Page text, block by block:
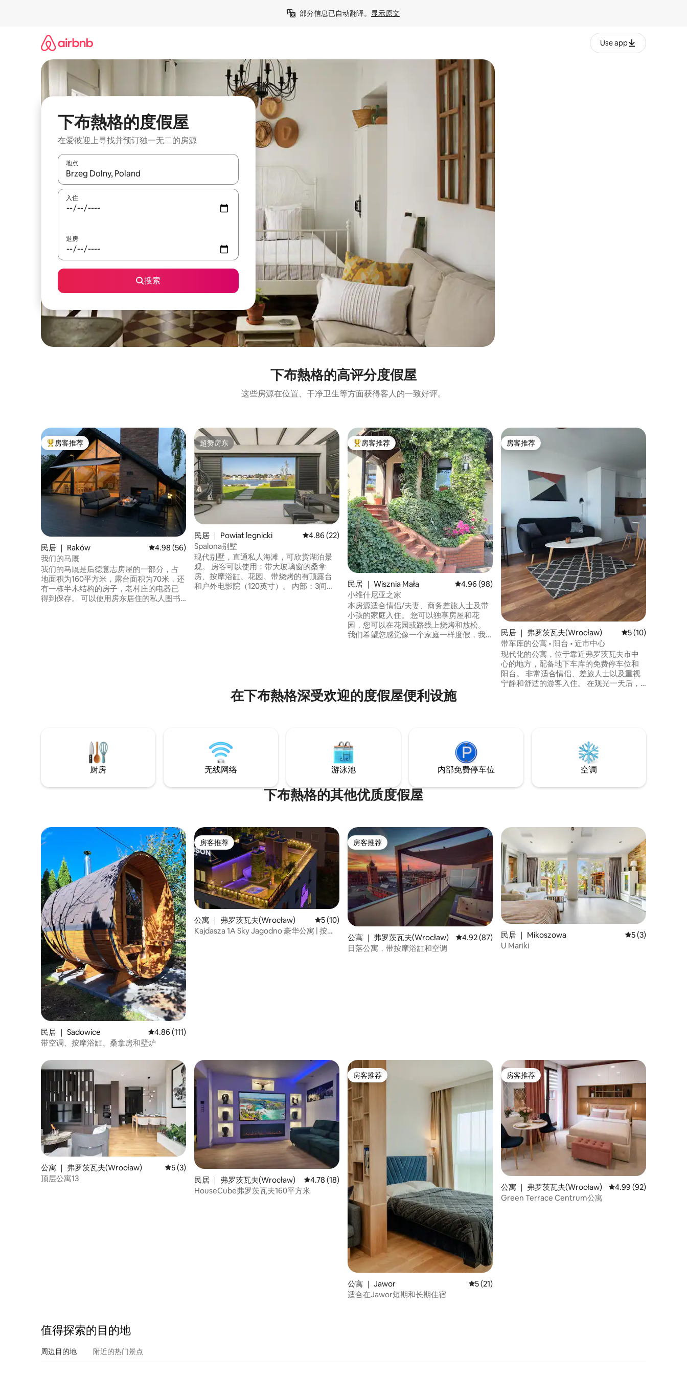
部分信息已自动翻译。 显示原文
Use app
下布熱格的度假屋
在爱彼迎上寻找并预订独一无二的房源
地点
如有搜索结果，请使用上下方向键查看，或通过点击或滑动手势浏览。
入住
退房
搜索
下布熱格的高评分度假屋
这些房源在位置、干净卫生等方面获得客人的一致好评。
热门「房客推荐」
房客推荐
民居 ｜ Raków 平均评分 4.98 分（满分 5 分），共 56 条评价
4.98 (56)
我们的马厩
我们的马厩是后德意志房屋的一部分，占
地面积为160平方米，露台面积为70米，还
有一栋半木结构的房子，老村庄的电器已
得到保存。 可以使用房东居住的私人图书
超赞房东
超赞房东
民居 ｜ Powiat legnicki 平均评分 4.86 分（满分 5 分），共 22 条评价
4.86 (22)
Spalona别墅
现代别墅，直通私人海滩，可欣赏湖泊景
观。 房客可以使用：带大玻璃窗的桑拿
房、按摩浴缸、花园、带烧烤的有顶露台
和户外电影院（120英寸）。 内部：3间带
热门「房客推荐」
房客推荐
民居 ｜ Wisznia Mała 平均评分 4.96 分（满分 5 分），共 98 条评价
4.96 (98)
小维什尼亚之家
本房源适合情侣/夫妻、商务差旅人士及带
小孩的家庭入住。 您可以独享房屋和花
园，您可以在花园或路线上烧烤和放松。
我们希望您感觉像一个家庭一样度假，我
房客推荐
房客推荐
民居 ｜ 弗罗茨瓦夫(Wrocław) 平均评分 5 分（满
5 (10)
带车库的公寓 • 阳台 • 近市中心
现代化的公寓，位于靠近弗罗茨瓦夫市中
心的地方，配备地下车库的免费停车位和
阳台。 非常适合情侣、差旅人士以及重视
宁静和舒适的游客入住。 在观光一天后，
在下布熱格深受欢迎的度假屋便利设施
厨房 无线网络 游泳池 内部免费停车位 空调
下布熱格的其他优质度假屋
民居 ｜ Sadowice 平均评分 4.86 分（满分 5 分），共 111 条评价
4.86 (111)
带空调、按摩浴缸、桑拿房和壁炉
房客推荐
房客推荐
公寓 ｜ 弗罗茨瓦夫(Wrocław) 平均评分 5 分（满分 5 分），共 10 条评价
5 (10)
Kajdasza 1A Sky Jagodno 豪华公寓 | 按摩
房客推荐
房客推荐
公寓 ｜ 弗罗茨瓦夫(Wrocław) 平均评分 4.92 分（满分 5 分），共 87 条评价
4.92 (87)
日落公寓，带按摩浴缸和空调
民居 ｜ Mikoszowa 平均评分 5 分（
5 (3)
U Mariki
公寓 ｜ 弗罗茨瓦夫(Wrocław) 平均评分 5 分（满分 5 分），共 3 条评价
5 (3)
顶层公寓13
民居 ｜ 弗罗茨瓦夫(Wrocław) 平均评分 4.78 分（满分 5 分），共 18 条评价
4.78 (18)
HouseCube弗罗茨瓦夫160平方米
房客推荐
房客推荐
公寓 ｜ Jawor 平均评分 5 分（满分 5 分），共 21 条评价
5 (21)
适合在Jawor短期和长期住宿
房客推荐
房客推荐
公寓 ｜ 弗罗茨瓦夫(Wrocław) 平均评分 4.99 分（满
4.99 (92)
Green Terrace Centrum公寓
值得探索的目的地
周边目的地 附近的热门景点